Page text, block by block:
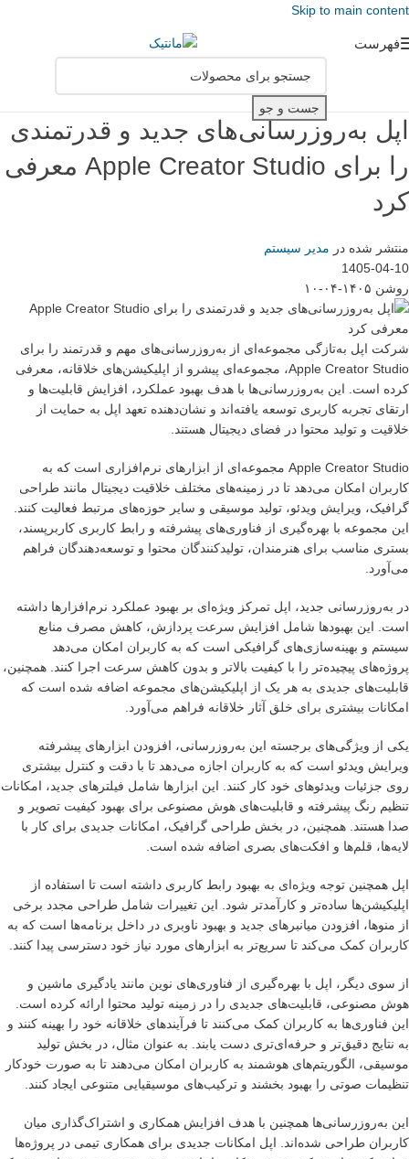
Skip to main content
فهرست
جست و جو
اپل به‌روزرسانی‌های جدید و قدرتمندی
را برای Apple Creator Studio معرفی
کرد
منتشر شده در مدیر سیستم
1405-04-10
روشن ۱۴۰۵-۰۴-۱۰
شرکت اپل به‌تازگی مجموعه‌ای از به‌روزرسانی‌های مهم و قدرتمند را برای
Apple Creator Studio، مجموعه‌ای پیشرو از اپلیکیشن‌های خلاقانه، معرفی
کرده است. این به‌روزرسانی‌ها با هدف بهبود عملکرد، افزایش قابلیت‌ها و
ارتقای تجربه کاربری توسعه یافته‌اند و نشان‌دهنده تعهد اپل به حمایت از
خلاقیت و تولید محتوا در فضای دیجیتال هستند.
Apple Creator Studio مجموعه‌ای از ابزارهای نرم‌افزاری است که به
کاربران امکان می‌دهد تا در زمینه‌های مختلف خلاقیت دیجیتال مانند طراحی
گرافیک، ویرایش ویدئو، تولید موسیقی و سایر حوزه‌های مرتبط فعالیت کنند.
این مجموعه با بهره‌گیری از فناوری‌های پیشرفته و رابط کاربری کاربرپسند،
بستری مناسب برای هنرمندان، تولیدکنندگان محتوا و توسعه‌دهندگان فراهم
می‌آورد.
در به‌روزرسانی جدید، اپل تمرکز ویژه‌ای بر بهبود عملکرد نرم‌افزارها داشته
است. این بهبودها شامل افزایش سرعت پردازش، کاهش مصرف منابع
سیستم و بهینه‌سازی‌های گرافیکی است که به کاربران امکان می‌دهد
پروژه‌های پیچیده‌تر را با کیفیت بالاتر و بدون کاهش سرعت اجرا کنند. همچنین،
قابلیت‌های جدیدی به هر یک از اپلیکیشن‌های مجموعه اضافه شده است که
امکانات بیشتری برای خلق آثار خلاقانه فراهم می‌آورد.
یکی از ویژگی‌های برجسته این به‌روزرسانی، افزودن ابزارهای پیشرفته
ویرایش ویدئو است که به کاربران اجازه می‌دهد تا با دقت و کنترل بیشتری
روی جزئیات ویدئوهای خود کار کنند. این ابزارها شامل فیلترهای جدید، امکانات
تنظیم رنگ پیشرفته و قابلیت‌های هوش مصنوعی برای بهبود کیفیت تصویر و
صدا هستند. همچنین، در بخش طراحی گرافیک، امکانات جدیدی برای کار با
لایه‌ها، قلم‌ها و افکت‌های بصری اضافه شده است.
اپل همچنین توجه ویژه‌ای به بهبود رابط کاربری داشته است تا استفاده از
اپلیکیشن‌ها ساده‌تر و کارآمدتر شود. این تغییرات شامل طراحی مجدد برخی
از منوها، افزودن میانبرهای جدید و بهبود ناوبری در داخل برنامه‌ها است که به
کاربران کمک می‌کند تا سریع‌تر به ابزارهای مورد نیاز خود دسترسی پیدا کنند.
از سوی دیگر، اپل با بهره‌گیری از فناوری‌های نوین مانند یادگیری ماشین و
هوش مصنوعی، قابلیت‌های جدیدی را در زمینه تولید محتوا ارائه کرده است.
این فناوری‌ها به کاربران کمک می‌کنند تا فرآیندهای خلاقانه خود را بهینه کنند و
به نتایج دقیق‌تر و حرفه‌ای‌تری دست یابند. به عنوان مثال، در بخش تولید
موسیقی، الگوریتم‌های هوشمند به کاربران امکان می‌دهند تا به صورت خودکار
تنظیمات صوتی را بهبود بخشند و ترکیب‌های موسیقیایی متنوعی ایجاد کنند.
این به‌روزرسانی‌ها همچنین با هدف افزایش همکاری و اشتراک‌گذاری میان
کاربران طراحی شده‌اند. اپل امکانات جدیدی برای همکاری تیمی در پروژه‌ها